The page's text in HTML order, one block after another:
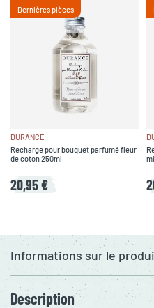
Dernières pièces
DURANCE
Recharge pour bouquet parfumé fleur
de coton 250ml
20,95 €
Informations sur le
Description